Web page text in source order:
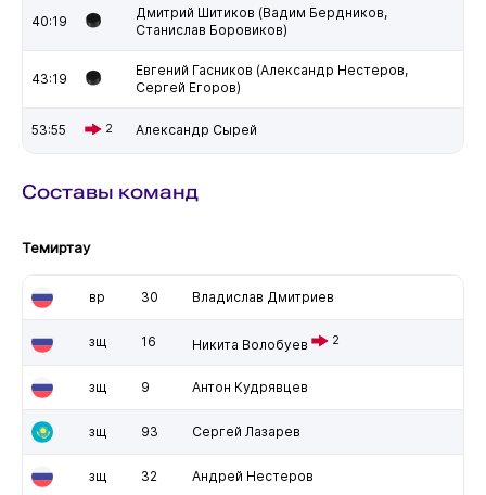
40:19
Дмитрий Шитиков (Вадим Бердников,
Станислав Боровиков)
43:19
Евгений Гасников (Александр Нестеров,
Сергей Егоров)
53:55 2 Александр Сырей
Составы команд
Темиртау
вр 30 Владислав Дмитриев
зщ 16 Никита Волобуев 2
зщ 9 Антон Кудрявцев
зщ 93 Сергей Лазарев
зщ 32 Андрей Нестеров